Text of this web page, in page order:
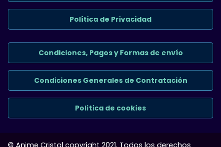
Política de Privacidad
Condiciones, Pagos y Formas de envío
Condiciones Generales de Contratación
Política de cookies
© Anime Cristal copyright 2021. Todos los derechos